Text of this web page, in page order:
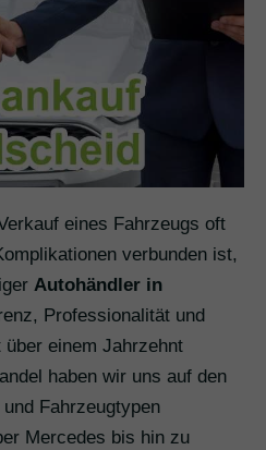
eines Fahrzeugs oft
verbunden ist,
Autohändler in
Professionalität und
einem Jahrzehnt
haben wir uns auf den
Fahrzeugtypen
Mercedes bis hin zu